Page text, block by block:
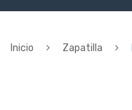
Inicio Zapatilla